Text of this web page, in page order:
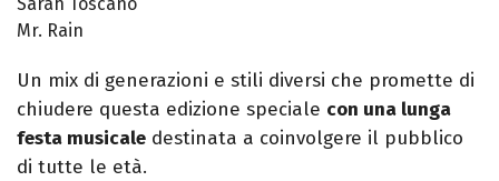
Sarah Toscano
Mr. Rain
Un mix di generazioni e stili diversi che promette di
chiudere questa edizione speciale con una lunga
festa musicale destinata a coinvolgere il pubblico
di tutte le età.